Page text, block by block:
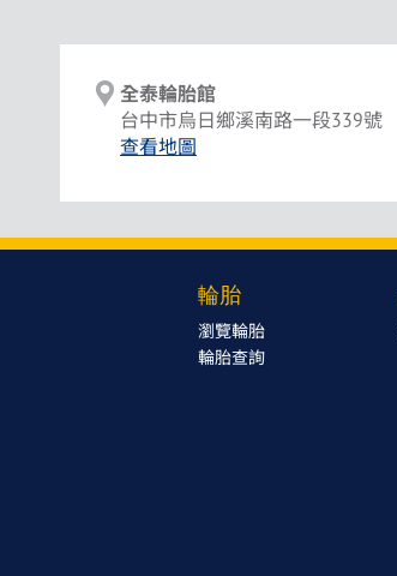
全泰輪胎館
台中市烏日鄉溪南路一段339號
查看地圖
輪胎
瀏覽輪胎
輪胎查詢